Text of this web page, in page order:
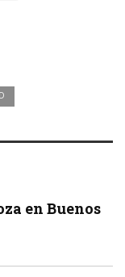
en Buenos